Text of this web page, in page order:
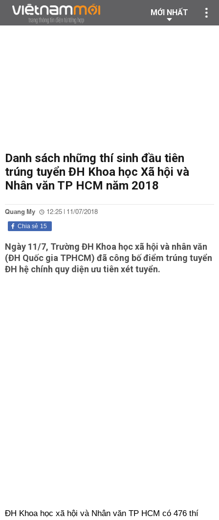
MỚI NHẤT
Danh sách những thí sinh đầu tiên
trúng tuyển ĐH Khoa học Xã hội và
Nhân văn TP HCM năm 2018
Quang My 12:25 | 11/07/2018
15
Chia sẻ
Ngày 11/7, Trường ĐH Khoa học xã hội và nhân văn
(ĐH Quốc gia TPHCM) đã công bố điểm trúng tuyển
ĐH hệ chính quy diện ưu tiên xét tuyển.
ĐH Khoa học xã hội và Nhân văn TP HCM có 476 thí